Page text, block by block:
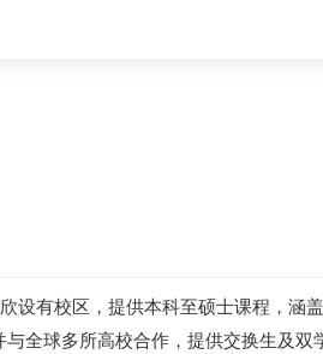
有校区，提供本科至硕士课程，涵
全球多所高校合作，提供交换生及双